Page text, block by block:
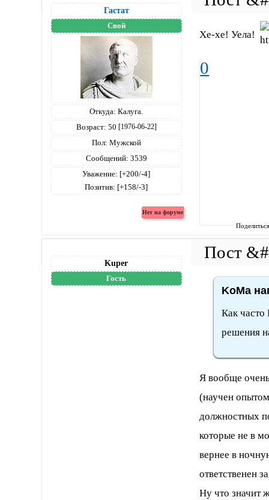
Гастат
Свой
Откуда: Калуга.
Возраст: 50 [1976-06-22]
Пол: Мужской
Сообщений: 3539
Уважение: [+200/-4]
Позитив: [+158/-3]
Хе-хе! Уела!
0
Kuper
Гость
KoMa
Как часто
решения
Я вообще
(научен
должностных
которые не в
вернее в
ответственен
Ну что значит